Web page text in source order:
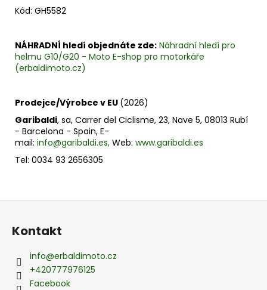
Kód: GH5582
NÁHRADNÍ hledí objednáte zde: Náhradní hledí pro
helmu G10/G20 - Moto E-shop pro motorkáře
(erbaldimoto.cz)
Prodejce/Výrobce v EU (2026)
Garibaldi, sa, Carrer del Ciclisme, 23, Nave 5, 08013 Rubí
- Barcelona - Spain, E-
mail: info@garibaldi.es, Web: www.garibaldi.es
Tel: 0034 93 2656305
Z
Kontakt
info@erbaldimoto.cz
+420777976125
Facebook